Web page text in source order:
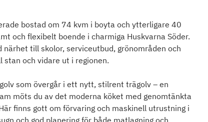
bostad om 74 kvm i boyta och ytterligare 40
och flexibelt boende i charmiga Huskvarna Söder.
till skolor, serviceutbud, grönområden och
och vidare ut i regionen.
som övergår i ett nytt, stilrent trägolv – en
möts du av det moderna köket med genomtänkta
finns gott om förvaring och maskinell utrustning i
och god planering för både matlagning och